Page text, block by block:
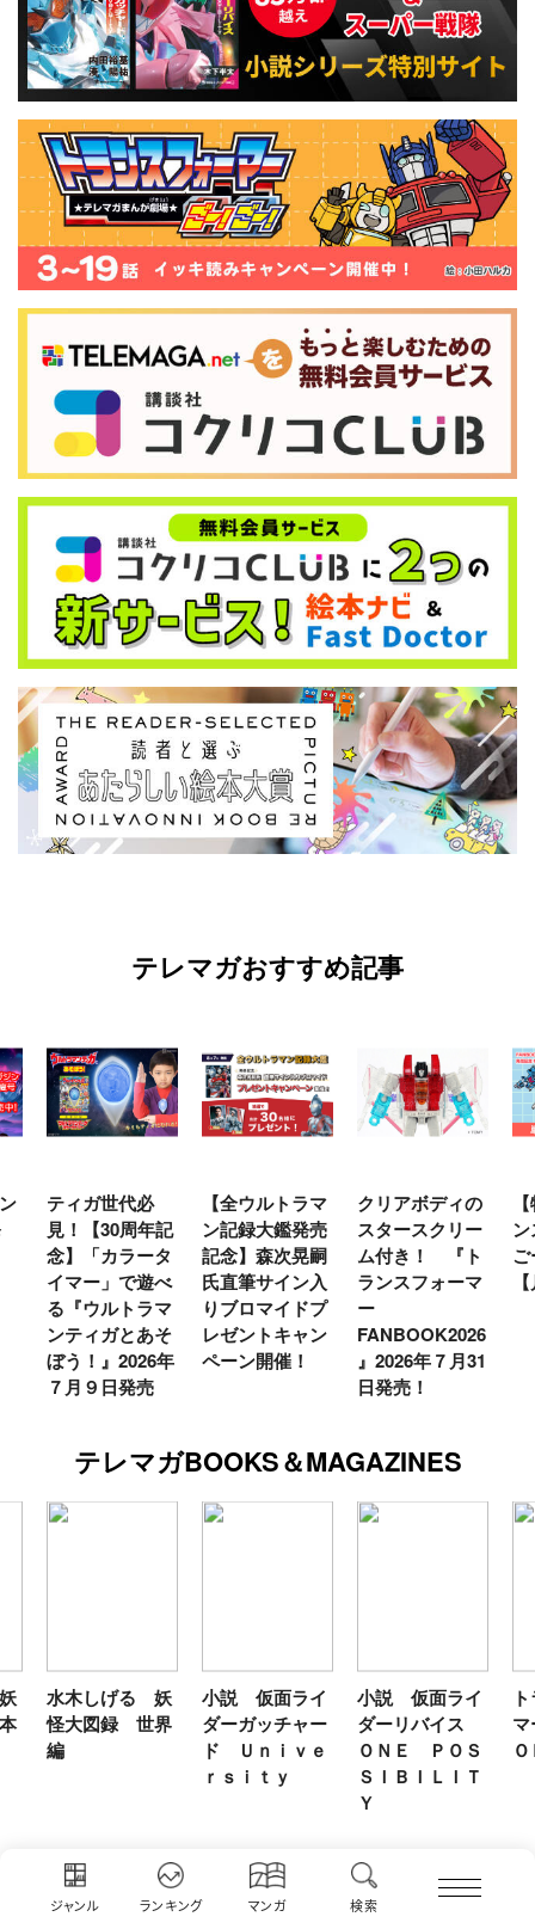
ジャンル ランキング マンガ 検索
テレマガおすすめ記事
【全ウルトラマ
ン記録大鑑発売
記念】森次晃嗣
氏直筆サイン入
りブロマイドプ
レゼントキャン
ペーン開催！
クリアボディの
スタースクリー
ム付き！ 『ト
ランスフォーマ
ー
FANBOOK2026
』2026年７月31
【特別編】トラ
ンスフォーマー
ごー！ごー！
【月イチ更新】
♡
テレマガBOOKS＆MAGAZINES
小説 仮面ライ
ダーガッチャー
ド Ｕｎｉｖｅ
小説 仮面ライ
ダーリバイス
ＯＮＥ ＰＯＳ
ＳＩＢＩＬＩＴ
トランスフォー
マーＦＡＮＢＯ
ＯＫ２０２６
コクリコ ファミリー